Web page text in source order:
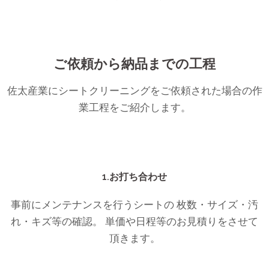
ご依頼から納品までの工程
佐太産業にシートクリーニングをご依頼された場合の作
業工程をご紹介します。
1.お打ち合わせ
事前にメンテナンスを行うシートの 枚数・サイズ・汚
れ・キズ等の確認。 単価や日程等のお見積りをさせて
頂きます。